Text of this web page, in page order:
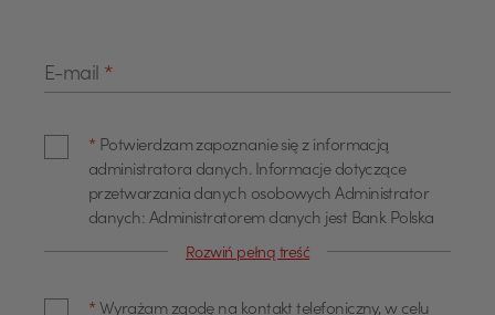
E-mail *
* Potwierdzam zapoznanie się z informacją
administratora danych. Informacje dotyczące
przetwarzania danych osobowych Administrator
danych: Administratorem danych jest Bank Polska
Kasa Opieki Spółka Akcyjna z siedzibą w Warszawie,
Rozwiń pełną treść
* Wyrażam zgodę na kontakt telefoniczny, w celu